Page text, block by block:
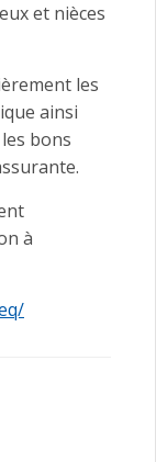
et nièces
les
ainsi
bons
à